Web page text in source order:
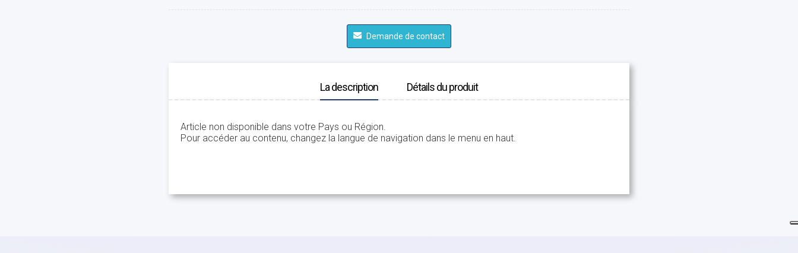
Demande de contact
La description Détails du produit
Article non disponible dans votre Pays ou Région.
Pour accéder au contenu, changez la langue de navigation dans le menu en haut.